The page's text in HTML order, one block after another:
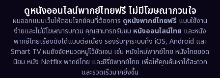
ดูหนังออนไลน์พากย์ไทยฟรี ไม่มีโฆษณากวนใจ
ผมออกแบบเว็บให้ตอบโจทย์คนที่ต้องการ ดูหนังพากย์ไทยฟรี แบบใช้งาน
ง่ายและไม่มีโฆษณารบกวน คุณสามารถรับชม หนังออนไลน์ไทย และหนัง
พากย์ไทยเรื่องดังได้แบบต่อเนื่อง รองรับทุกระบบทั้ง iOS, Android และ
Smart TV ผมยังจัดหมวดหมู่ไว้ชัดเจน เช่น หนังใหม่พากย์ไทย หนังไทยยอด
นิยม หนัง Netflix พากย์ไทย และซีรี่ย์พากย์ไทย เพื่อให้คุณค้นหาได้สะดวก
และรวดเร็วมากยิ่งขึ้น